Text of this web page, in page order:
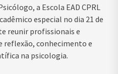
a Escola EAD CPRL
especial no dia 21 de
reunir profissionais e
reflexão, conhecimento e
na psicologia.